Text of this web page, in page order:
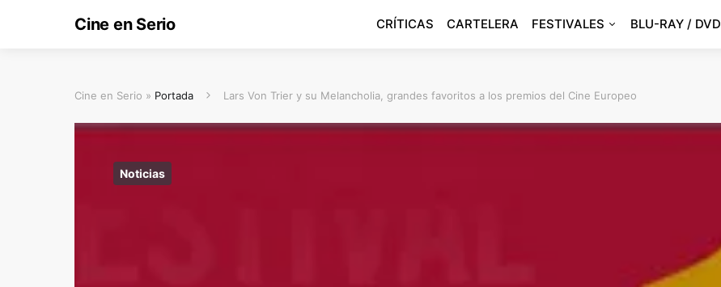
Cine en Serio CRÍTICAS CARTELERA FESTIVALES BLU-RAY / DVD
Cine en Serio » Portada Lars Von Trier y su Melancholia, grandes favoritos a los premios del Cine Europeo
Noticias